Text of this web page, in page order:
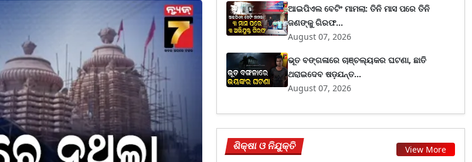
ଆଇପିଏଲ ବେଟିଂ ମାମଲା: ତିନି ମାସ ପରେ ତିନି
ଜଣଙ୍କୁ ଗିରଫ...
August 07, 2026
ଭୂତ ବଙ୍ଗଳାରେ ଚାଞ୍ଚଲ୍ୟକର ଘଟଣା, ଛାତି
ଥରାଇଦେବ ଷଡ଼ଯନ୍ତ...
August 07, 2026
ଶିକ୍ଷା ଓ ନିଯୁକ୍ତି View More